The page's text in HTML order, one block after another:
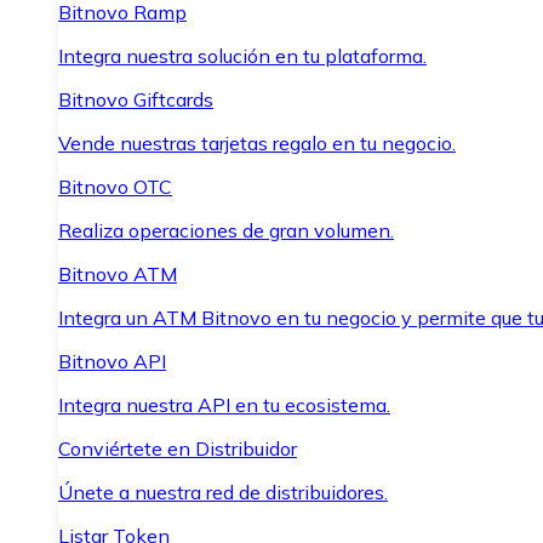
Bitnovo Ramp
Integra nuestra solución en tu plataforma.
Bitnovo Giftcards
Vende nuestras tarjetas regalo en tu negocio.
Bitnovo OTC
Realiza operaciones de gran volumen.
Bitnovo ATM
Integra un ATM Bitnovo en tu negocio y permite que
Bitnovo API
Integra nuestra API en tu ecosistema.
Conviértete en Distribuidor
Únete a nuestra red de distribuidores.
Listar Token